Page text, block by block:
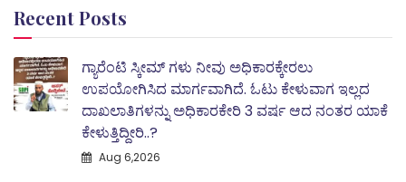
Recent Posts
ಗ್ಯಾರೆಂಟಿ ಸ್ಕೀಮ್ ಗಳು ನೀವು ಅಧಿಕಾರಕ್ಕೇರಲು
ಉಪಯೋಗಿಸಿದ ಮಾರ್ಗವಾಗಿದೆ. ಓಟು ಕೇಳುವಾಗ ಇಲ್ಲದ
ದಾಖಲಾತಿಗಳನ್ನು ಅಧಿಕಾರಕೇರಿ 3 ವರ್ಷ ಆದ ನಂತರ ಯಾಕೆ
ಕೇಳುತ್ತಿದ್ದೀರಿ..?
Aug 6,2026